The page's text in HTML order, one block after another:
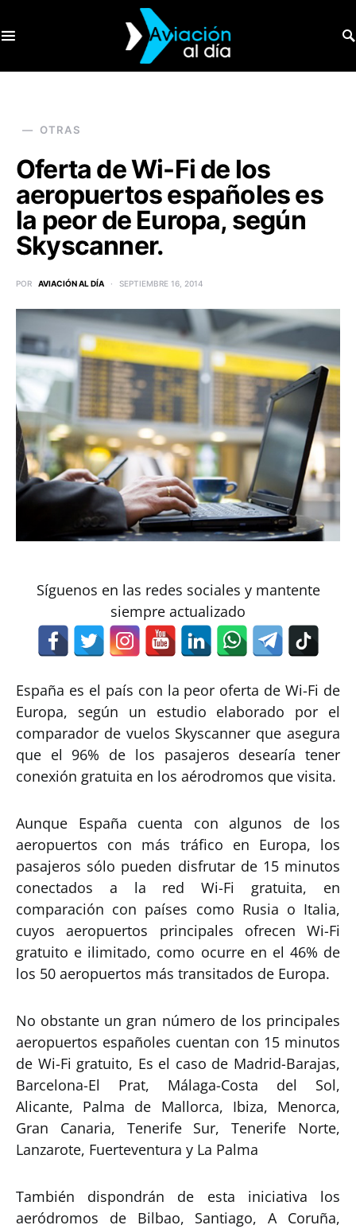
OTRAS
Oferta de Wi-Fi de los
aeropuertos españoles es
la peor de Europa, según
Skyscanner.
POR AVIACIÓN AL DÍA SEPTIEMBRE 16, 2014
Síguenos en las redes sociales y mantente
siempre actualizado
España es el país con la peor oferta de Wi-Fi de
Europa, según un estudio elaborado por el
comparador de vuelos Skyscanner que asegura
que el 96% de los pasajeros desearía tener
conexión gratuita en los aérodromos que visita.
Aunque España cuenta con algunos de los
aeropuertos con más tráfico en Europa, los
pasajeros sólo pueden disfrutar de 15 minutos
conectados a la red Wi-Fi gratuita, en
comparación con países como Rusia o Italia,
cuyos aeropuertos principales ofrecen Wi-Fi
gratuito e ilimitado, como ocurre en el 46% de
los 50 aeropuertos más transitados de Europa.
No obstante un gran número de los principales
aeropuertos españoles cuentan con 15 minutos
de Wi-Fi gratuito, Es el caso de Madrid-Barajas,
Barcelona-El Prat, Málaga-Costa del Sol,
Alicante, Palma de Mallorca, Ibiza, Menorca,
Gran Canaria, Tenerife Sur, Tenerife Norte,
Lanzarote, Fuerteventura y La Palma
También dispondrán de esta iniciativa los
aeródromos de Bilbao, Santiago, A Coruña,